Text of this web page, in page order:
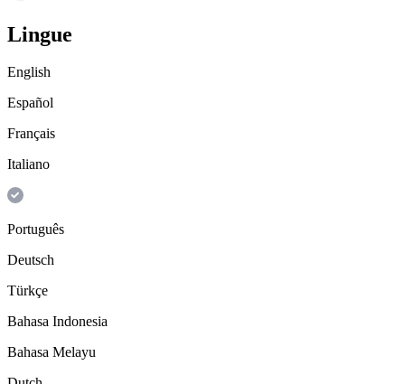
Lingue
English
Español
Français
Italiano
Português
Deutsch
Türkçe
Bahasa Indonesia
Bahasa Melayu